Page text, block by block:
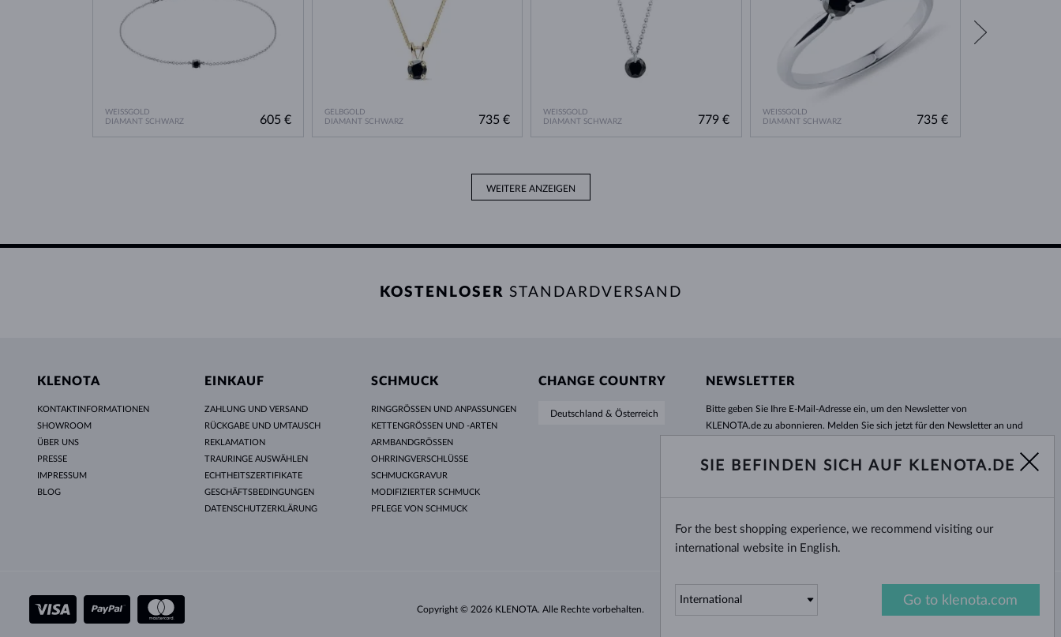
WEISSGOLD
DIAMANT SCHWARZ
605 €
GELBGOLD
DIAMANT SCHWARZ
735 €
WEISSGOLD
DIAMANT SCHWARZ
779 €
WEISSGOLD
DIAMANT SCHWARZ
735 €
WEITERE ANZEIGEN
KOSTENLOSER STANDARDVERSAND
KLENOTA
KONTAKTINFORMATIONEN
SHOWROOM
ÜBER UNS
PRESSE
IMPRESSUM
BLOG
EINKAUF
ZAHLUNG UND VERSAND
RÜCKGABE UND UMTAUSCH
REKLAMATION
TRAURINGE AUSWÄHLEN
ECHTHEITSZERTIFIKATE
GESCHÄFTSBEDINGUNGEN
DATENSCHUTZERKLÄRUNG
SCHMUCK
RINGGRÖSSEN UND ANPASSUNGEN
KETTENGRÖSSEN UND -ARTEN
ARMBANDGRÖSSEN
OHRRINGVERSCHLÜSSE
SCHMUCKGRAVUR
MODIFIZIERTER SCHMUCK
PFLEGE VON SCHMUCK
CHANGE COUNTRY
Deutschland & Österreich
NEWSLETTER
Bitte geben Sie Ihre E-Mail-Adresse ein, um den Newsletter von
KLENOTA.de zu abonnieren. Melden Sie sich jetzt für den Newsletter an und
kein Sonderangebot mehr!
Ja, ich möchte interessanteNeuigkeiten per E-Mail erhalten.
Copyright © 2026 KLENOTA. Alle Rechte vorbehalten.
SIE BEFINDEN SICH AUF KLENOTA.DE
For the best shopping experience, we recommend visiting our
international website in English.
Go to klenota.com